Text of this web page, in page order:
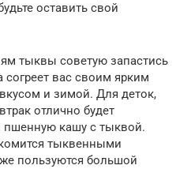
оставить свой
тыквы советую запастись
вас своим ярким
и зимой. Для деток,
отлично будет
пшенную кашу с тыквой.
тыквенными
пользуются большой